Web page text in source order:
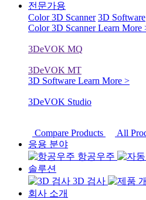
전문가용
Color 3D Scanner 3D Software
Color 3D ScannerLearn More
3DeVOK MQ
3DeVOK MT
3D Software Learn More >
3DeVOK Studio
Compare Products
All
응용 분야
항공우주
솔루션
3D 검사
회사 소개